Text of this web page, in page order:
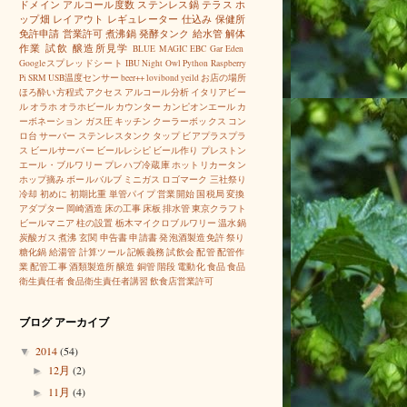
ドメイン アルコール度数 ステンレス鍋 テラス ホ
ップ畑 レイアウト レギュレーター 仕込み 保健所
免許申請 営業許可 煮沸鍋 発酵タンク 給水管 解体
作業 試飲 醸造所見学 BLUE MAGIC EBC Gar Eden
Googleスプレッドシート IBUNight Owl Python Raspberry
Pi SRM USB温度センサー beer++lovibondyeildお店の場所
ほろ酔い方程式 アクセス アルコール分析 イタリアビー
ル オラホ オラホビール カウンター カンピオンエール カ
ーボネーション ガス圧 キッチン クーラーボックス コン
ロ台 サーバー ステンレスタンク タップ ビアプラスプラ
ス ビールサーバー ビールレシピ ビール作り プレストン
エール・ブルワリー プレハブ冷蔵庫ホットリカータン
ホップ摘みボールバルブ ミニガス ロゴマーク 三社祭り
冷却 初めに 初期比重 単管パイプ営業開始 国税局変換
アダプター 岡崎酒造 床の工事 床板 排水管東京クラフト
ビールマニア 柱の設置 栃木マイクロブルワリー 温水鍋
炭酸ガス 煮沸 玄関 申告書申請書発泡酒製造免許祭り
糖化鍋 給湯管 計算ツール記帳義務試飲会配管配管作
業配管工事酒類製造所醸造 銅管階段 電動化食品食品
衛生責任者食品衛生責任者講習 飲食店営業許可
ブログ アーカイブ
▼ 2014(54)
► 12月(2)
► 11月(4)